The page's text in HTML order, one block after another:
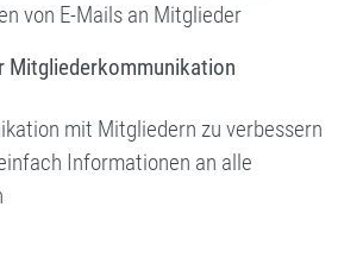
von E-Mails an Mitglieder
Mitgliederkommunikation
mit Mitgliedern zu verbessern
Informationen an alle